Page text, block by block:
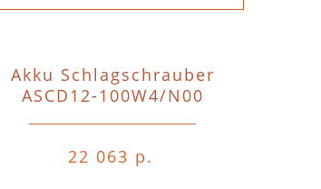
Akku Schlagschrauber
ASCD12-100W4/N00
22 063 р.